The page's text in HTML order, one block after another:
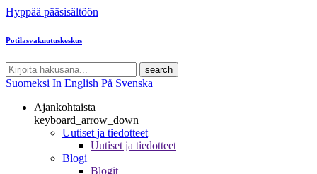
Hyppää pääsisältöön
Potilasvakuutuskeskus
search
Suomeksi In English På Svenska
Ajankohtaista
keyboard_arrow_down
Uutiset ja tiedotteet
Uutiset ja tiedotteet
Blogi
Blogit